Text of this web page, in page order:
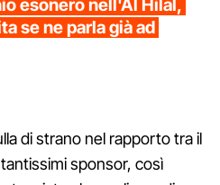
esonero nell'Al Hilal,
se ne parla già ad
di strano nel rapporto tra il
sponsor, così